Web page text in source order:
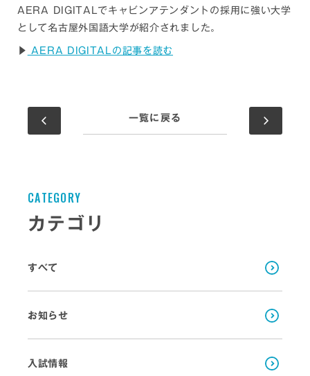
AERA DIGITALでキャビンアテンダントの採用に強い大学
として名古屋外国語大学が紹介されました。
▶ AERA DIGITALの記事を読む
一覧に戻る
CATEGORY
カテゴリ
すべて
お知らせ
入試情報